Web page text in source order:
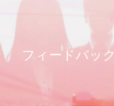
フィードバック